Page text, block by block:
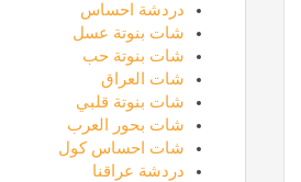
دردشة احساس
شات بنوتة عسل
شات بنوتة حب
شات العراق
شات بنوتة قلبي
شات بحور العرب
شات احساس كول
دردشة عراقنا